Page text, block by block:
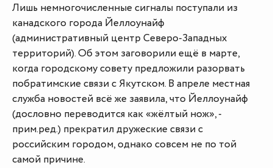
Лишь немногочисленные сигналы поступали из
канадского города Йеллоунайф
(административный центр Северо-Западных
территорий). Об этом заговорили ещё в марте,
когда городскому совету предложили разорвать
побратимские связи с Якутском. В апреле местная
служба новостей всё же заявила, что Йеллоунайф
(дословно переводится как «жёлтый нож», -
прим.ред.) прекратил дружеские связи с
российским городом, однако совсем не по той
самой причине.